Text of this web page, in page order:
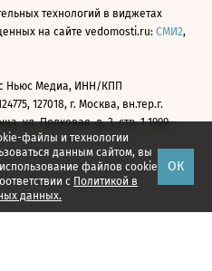
файлы и технологии
данным сайтом, вы
файлов cookie
с Политикой в
данных.
ОК
технологий в виджетах
на сайте vedomosti.ru: СМИ2,
Ньюс Медиа, ИНН/КПП
127018, г. Москва, вн.тер.г.
ул. Полковая, д. 3, стр. 1 1999—